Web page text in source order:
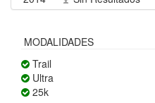
MODALIDADES
Trail
Ultra
25k